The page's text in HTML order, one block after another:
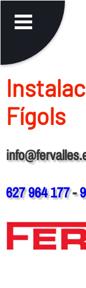
Fígols
627 964 177-